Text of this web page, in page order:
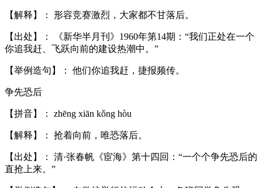
【解释】： 形容竞赛激烈，大家都不甘落后。
【出处】： 《新华半月刊》1960年第14期：“我们正处在一个
你追我赶、飞跃向前的建设热潮中。”
【举例造句】： 他们你追我赶，捷报频传。
争先恐后
【拼音】： zhēng xiān kǒng hòu
【解释】： 抢着向前，唯恐落后。
【出处】： 清·张春帆《宦海》第十四回：“一个个争先恐后的
直抢上来。”